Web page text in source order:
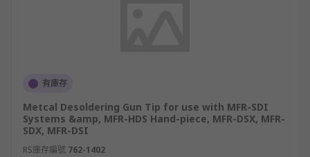
有庫存
Metcal Desoldering Gun Tip for use with MFR-SDI
Systems &amp, MFR-HDS Hand-piece, MFR-DSX, MFR-
SDX, MFR-DSI
RS庫存編號 762-1402